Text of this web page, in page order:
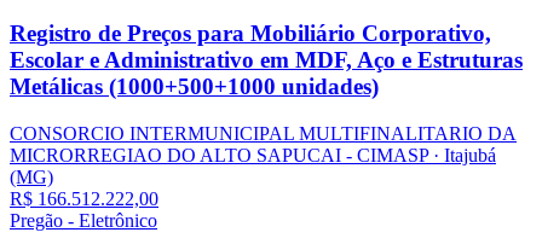
Registro de Preços para Mobiliário Corporativo,
Escolar e Administrativo em MDF, Aço e Estruturas
Metálicas (1000+500+1000 unidades)
CONSORCIO INTERMUNICIPAL MULTIFINALITARIO DA
MICRORREGIAO DO ALTO SAPUCAI - CIMASP· Itajubá
(MG)
R$ 166.512.222,00
Pregão - Eletrônico